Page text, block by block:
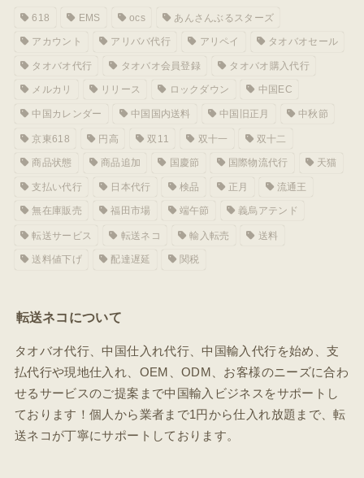
618 EMS ocs あんさんぶるスターズ
アカウント アリババ代行 アリペイ タオバオセール
タオバオ代行 タオバオ会員登録 タオバオ購入代行
メルカリ リリース ロックダウン 中国EC
中国カレンダー 中国国内送料 中国旧正月 中秋節
京東618 円高 双11 双十一 双十二
商品状態 商品追加 国慶節 国際物流代行 天猫
支払い代行 日本代行 検品 正月 流通王
無在庫販売 福田市場 端午節 義烏アテンド
転送サービス 転送ネコ 輸入転売 送料
送料値下げ 配達遅延 関税
転送ネコについて
タオバオ代行、中国仕入れ代行、中国輸入代行を始め、支
払代行や現地仕入れ、OEM、ODM、お客様のニーズに合わ
せるサービスのご提案まで中国輸入ビジネスをサポートし
ております！個人から業者まで1円から仕入れ放題まで、転
送ネコが丁寧にサポートしております。